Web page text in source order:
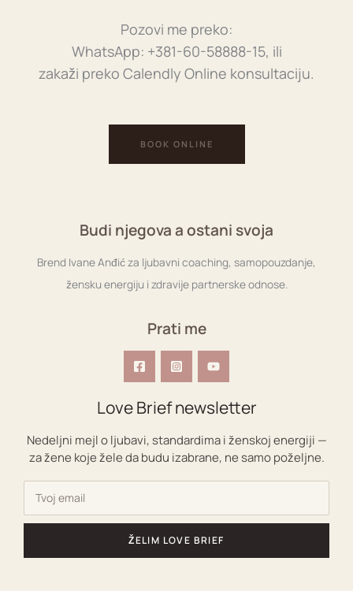
Pozovi me preko:
WhatsApp: +381-60-58888-15, ili
zakaži preko Calendly Online konsultaciju.
BOOK ONLINE
Budi njegova a ostani svoja
Brend Ivane Anđić za ljubavni coaching, samopouzdanje,
žensku energiju i zdravije partnerske odnose.
Prati me
Love Brief newsletter
Nedeljni mejl o ljubavi, standardima i ženskoj energiji —
za žene koje žele da budu izabrane, ne samo poželjne.
ŽELIM LOVE BRIEF